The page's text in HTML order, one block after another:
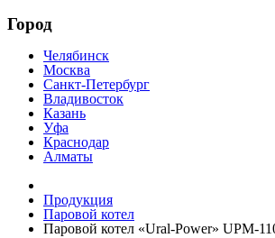
Город
Челябинск
Москва
Санкт-Петербург
Владивосток
Казань
Уфа
Краснодар
Алматы
Продукция
Паровой котел
Паровой котел «Ural-Power» UPM-